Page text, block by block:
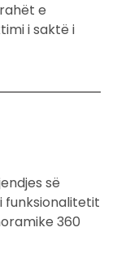
e
i saktë i
së
funksionalitetit
360